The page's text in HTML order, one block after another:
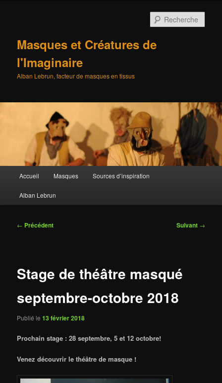
Masques et Créatures de
l'Imaginaire
Alban Lebrun, facteur de masques en tissus
Accueil Masques Sources d’inspiration
Alban Lebrun
Navigation
← Précédent Suivant →
Stage de théâtre masqué
septembre-octobre 2018
Publié le13 février 2018
Prochain stage : 28 septembre, 5 et 12 octobre!
Venez découvrir le théâtre de masque !